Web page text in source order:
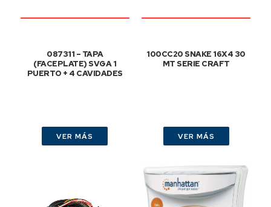
087311 – TAPA
(FACEPLATE) SVGA 1
PUERTO + 4 CAVIDADES
VER MÁS
100CC20 SNAKE 16X4 30
MT SERIE CRAFT
VER MÁS